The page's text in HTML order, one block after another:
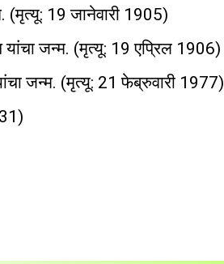
(मृत्यू: 19 जानेवारी 1905)
यांचा जन्म. (मृत्यू: 19 एप्रिल 1906)
जन्म. (मृत्यू: 21 फेब्रुवारी 1977)